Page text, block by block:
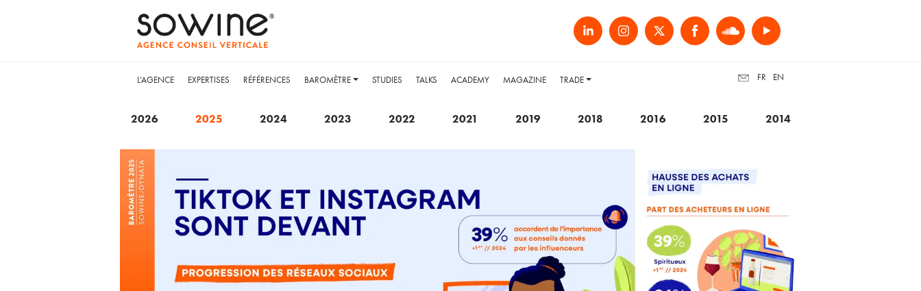
L’AGENCE EXPERTISES RÉFÉRENCES BAROMÈTRE STUDIES TALKS ACADEMY MAGAZINE TRADE FR EN
2026 2025 2024 2023 2022 2021 2019 2018 2016 2015 2014